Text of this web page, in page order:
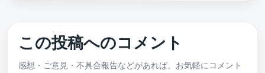
この投稿へのコメント
感想・ご意見・不具合報告などがあれば、お気軽にコメント